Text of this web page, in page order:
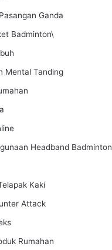
Ganda
Badminton\
Mental Tanding
Headband Badminton
Kaki
Attack
Rumahan